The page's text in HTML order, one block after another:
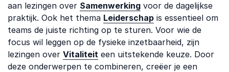
aan lezingen over Samenwerking voor de dagelijkse
praktijk. Ook het thema Leiderschap is essentieel om
teams de juiste richting op te sturen. Voor wie de
focus wil leggen op de fysieke inzetbaarheid, zijn
lezingen over Vitaliteit een uitstekende keuze. Door
deze onderwerpen te combineren, creëer je een